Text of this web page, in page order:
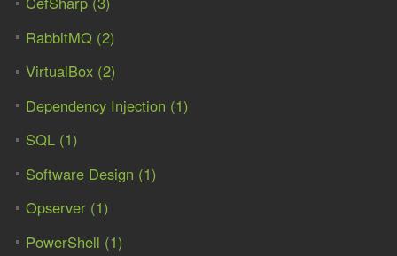
RabbitMQ (2)
VirtualBox (2)
Dependency Injection (1)
SQL (1)
Software Design (1)
Opserver (1)
PowerShell (1)